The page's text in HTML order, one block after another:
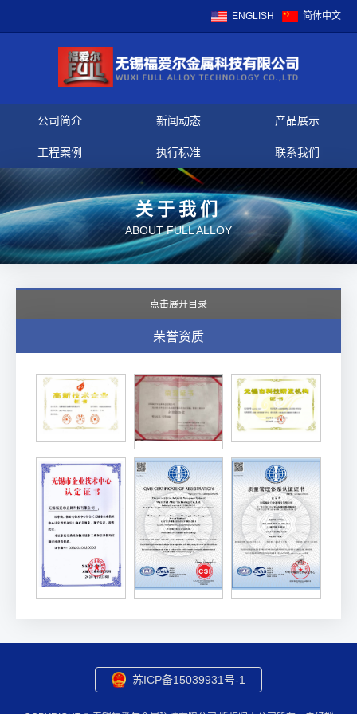
ENGLISH 简体中文
公司简介 新闻动态 产品展示
工程案例 执行标准 联系我们
关于我们
ABOUT FULL ALLOY
点击展开目录
荣誉资质
苏ICP备15039931号-1